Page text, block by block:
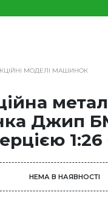
МОДЕЛІ МАШИНОК
Джип
НЕМА В НАЯВНОСТІ